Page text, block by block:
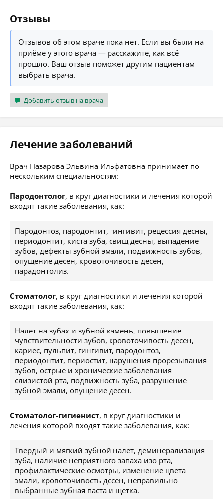
Отзывы
Отзывов об этом враче пока нет. Если вы были на
приёме у этого врача — расскажите, как всё
прошло. Ваш отзыв поможет другим пациентам
выбрать врача.
Добавить отзыв на врача
Лечение заболеваний
Врач Назарова Эльвина Ильфатовна принимает по
нескольким специальностям:
Пародонтолог, в круг диагностики и лечения которой
входят такие заболевания, как:
Пародонтоз, пародонтит, гингивит, рецессия десны,
периодонтит, киста зуба, свищ десны, выпадение
зубов, дефекты зубной эмали, подвижность зубов,
опущение десен, кровоточивость десен,
парадонтолиз.
Стоматолог, в круг диагностики и лечения которой
входят такие заболевания, как:
Налет на зубах и зубной камень, повышение
чувствительности зубов, кровоточивость десен,
кариес, пульпит, гингивит, пародонтоз,
периодонтит, периостит, нарушения прорезывания
зубов, острые и хронические заболевания
слизистой рта, подвижность зуба, разрушение
зубной эмали, опущение десен.
Стоматолог-гигиенист, в круг диагностики и
лечения которой входят такие заболевания, как:
Твердый и мягкий зубной налет, деминерализация
зуба, наличие неприятного запаха изо рта,
профилактические осмотры, изменение цвета
эмали, кровоточивость десен, неправильно
выбранные зубная паста и щетка.